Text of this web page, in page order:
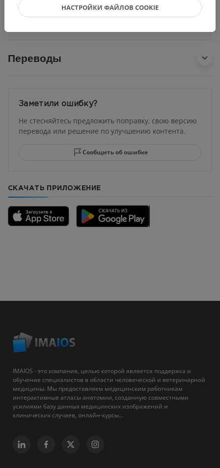
Нейроанатомия человека
Переводы
Заметили ошибку?
Не стесняйтесь предложить поправку, свою версию
перевода или решение по улучшению контента.
Сообщить об ошибке
СКАЧАТЬ ПРИЛОЖЕНИЕ
IMAIOS - это компания, целью которой является поддержка и
обучение специалистов в области человеческой и ветеринарной
медицины. Мы предоставляем медицинским работникам
интерактивные атласы анатомии, созданную совместными
усилиями базу данных медицинских изображений и
клинических случаев, онлайн-курсы...
НАСТРОЙКИ ФАЙЛОВ COOKIE